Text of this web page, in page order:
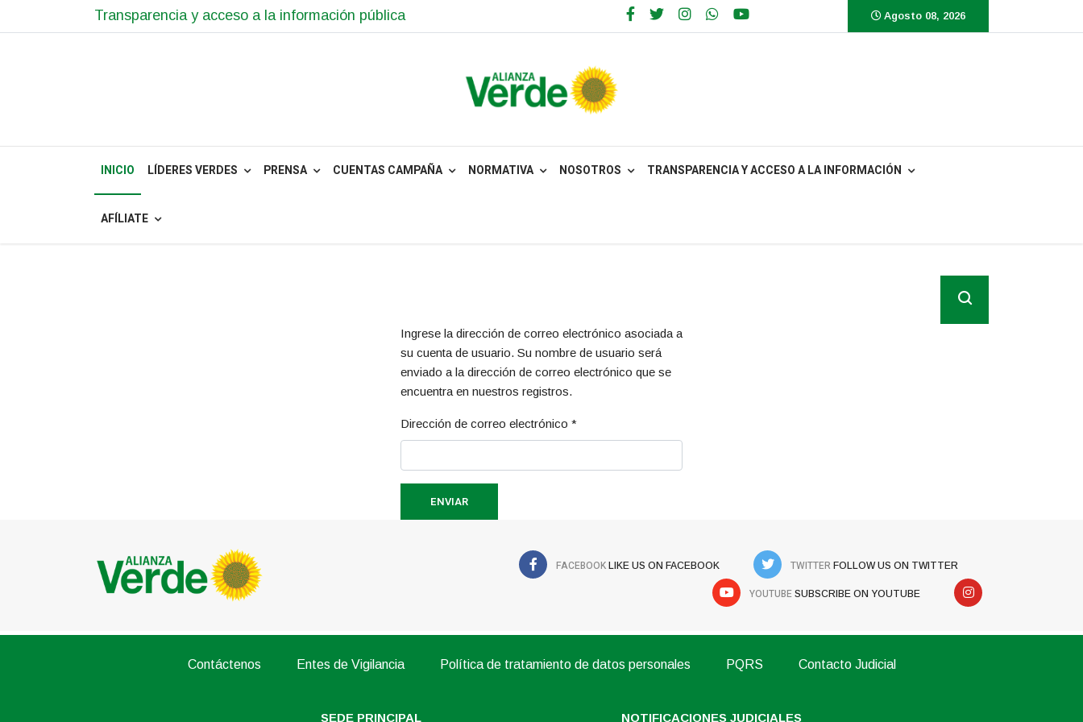
Transparencia y acceso a la información pública Agosto 08, 2026
INICIO LÍDERES VERDES PRENSA CUENTAS CAMPAÑA NORMATIVA NOSOTROS TRANSPARENCIA Y ACCESO A LA INFORMACIÓN
AFÍLIATE
Ingrese la dirección de correo electrónico asociada a
su cuenta de usuario. Su nombre de usuario será
enviado a la dirección de correo electrónico que se
encuentra en nuestros registros.
Dirección de correo electrónico *
ENVIAR
FACEBOOK LIKE US ON FACEBOOK TWITTER FOLLOW US ON TWITTER
YOUTUBE SUBSCRIBE ON YOUTUBE
Contáctenos Entes de Vigilancia Política de tratamiento de datos personales PQRS Contacto Judicial
SEDE PRINCIPAL NOTIFICACIONES JUDICIALES